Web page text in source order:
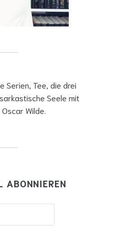
Serien, Tee, die drei
Seele mit
Wilde.